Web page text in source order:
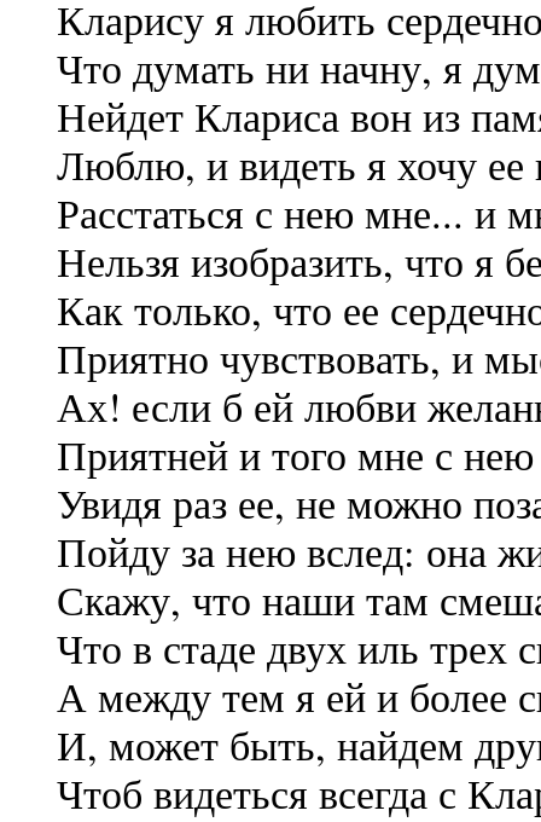
Кларису я любить
Что думать ни начну, я
Нейдет Клариса вон из
Люблю, и видеть я хочу ее
Расстаться с нею мне... и
Нельзя изобразить, что я
Как только, что ее
Приятно чувствовать, и
Ах! если б ей любви
Приятней и того мне с нею
Увидя раз ее, не можно
Пойду за нею вслед: она
Скажу, что наши там
Что в стаде двух иль трех
А между тем я ей и более
И, может быть, найдем
Чтоб видеться всегда с